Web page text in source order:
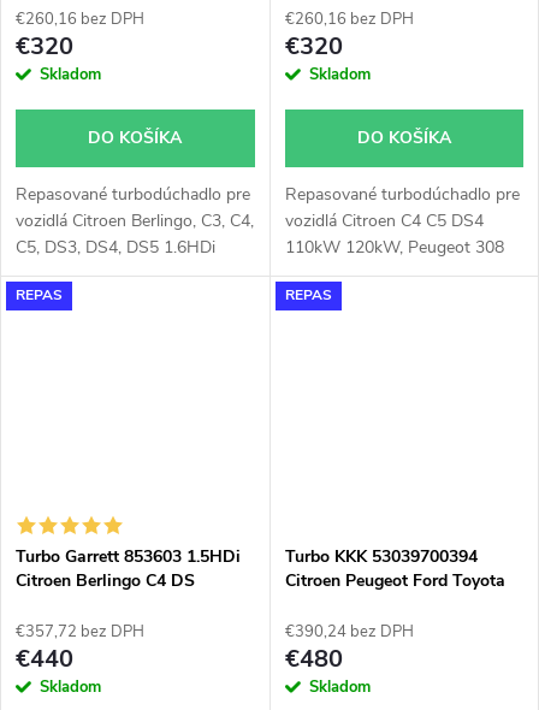
€260,16 bez DPH
€320
Skladom
DO KOŠÍKA
Repasované turbodúchadlo pre
vozidlá Citroen Berlingo, C3, C4,
C5, DS3, DS4, DS5 1.6HDi
84kW 85kW, Ford B-Max, C-
Max, Fiesta, Focus, Galaxy II,
508, 5008, Partner, Partner
Tepee 1.6HDi 82kW 84kW
85kW, Volvo C30, S40, S60,
S80, V40, V50, V60, V70
€260,16 bez DPH
€320
Skladom
DO KOŠÍKA
Repasované turbodúchadlo pre
vozidlá Citroen C4 C5 DS4
110kW 120kW, Peugeot 308
3008 407 508 5008 RCZ
100kW 110kW 120kW
REPAS
Turbo Garrett 853603 1.5HDi
Citroen Berlingo C4 DS
€357,72 bez DPH
€440
Skladom
REPAS
Turbo KKK 53039700394
Citroen Peugeot Ford Toyota
€390,24 bez DPH
€480
Skladom